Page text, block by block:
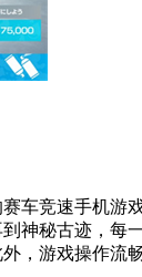
车竞速手机游
神秘古迹，每
，游戏操作流